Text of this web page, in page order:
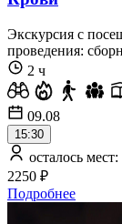
Экскурсия с
проведения:
2 ч
09.08
15:30
осталось мест:
2250 ₽
Подробнее